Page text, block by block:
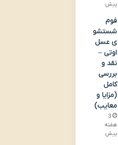
پیش
فوم
شستشو
ی عسل
اوتی –
نقد و
بررسی
کامل
(مزایا و
معایب)
3
هفته
پیش